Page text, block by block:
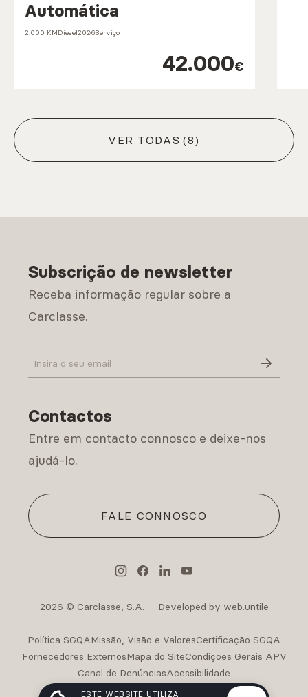
Automática
2.000 KMDiesel2026Serviço
42.000€
VER TODAS (8)
Subscrição de newsletter
Receba informação regular sobre a
Carclasse.
Contactos
Entre em contacto connosco e deixe-nos
ajudá-lo.
FALE CONNOSCO
2026 © Carclasse, S.A. Developed by web.untile
Política SGQAMissão, Visão e ValoresCertificação SGQA
Fornecedores ExternosMapa do SiteCondições Gerais APV
Canal de DenúnciasAcessibilidade
Intermediação de Crédito Carclasse
ESTE WEBSITE UTILIZA